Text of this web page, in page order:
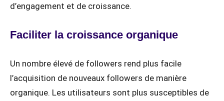
d’engagement et de croissance.
Faciliter la croissance organique
Un nombre élevé de followers rend plus facile
l’acquisition de nouveaux followers de manière
organique. Les utilisateurs sont plus susceptibles de